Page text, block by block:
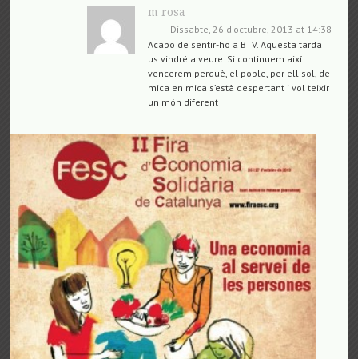
m rosa
Dissabte, 26 d'octubre, 2013 at 14:38
Acabo de sentir-ho a BTV. Aquesta tarda
us vindré a veure. Si continuem així
vencerem perquè, el poble, per ell sol, de
mica en mica s’està despertant i vol teixir
un món diferent